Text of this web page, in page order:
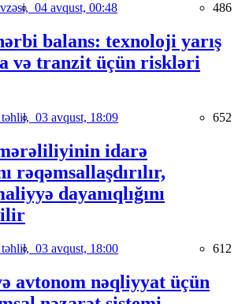
04 avqust, 00:48 486
balans: texnoloji yarış
və tranzit üçün riskləri
təhlil, 03 avqust, 18:09 652
idarə
rəqəmsallaşdırılır,
dayanıqlığını
təhlil, 03 avqust, 18:00 612
avtonom nəqliyyat üçün